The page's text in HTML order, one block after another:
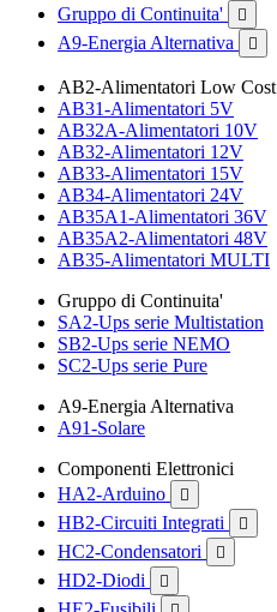
Gruppo di Continuita'

A9-Energia Alternativa 
AB2-Alimentatori Low Cost
AB31-Alimentatori 5V
AB32A-Alimentatori 10V
AB32-Alimentatori 12V
AB33-Alimentatori 15V
AB34-Alimentatori 24V
AB35A1-Alimentatori 36V
AB35A2-Alimentatori 48V
AB35-Alimentatori MULTI
Gruppo di Continuita'
SA2-Ups serie Multistation
SB2-Ups serie NEMO
SC2-Ups serie Pure
A9-Energia Alternativa
A91-Solare
Componenti Elettronici
HA2-Arduino

HB2-Circuiti Integrati 
HC2-Condensatori 
HD2-Diodi 